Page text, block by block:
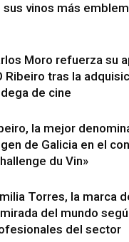
sus vinos más
Moro refuerza su
Ribeiro tras la
de cine
la mejor
de Galicia en el
du Vin»
Torres, la marca
del mundo
del sector